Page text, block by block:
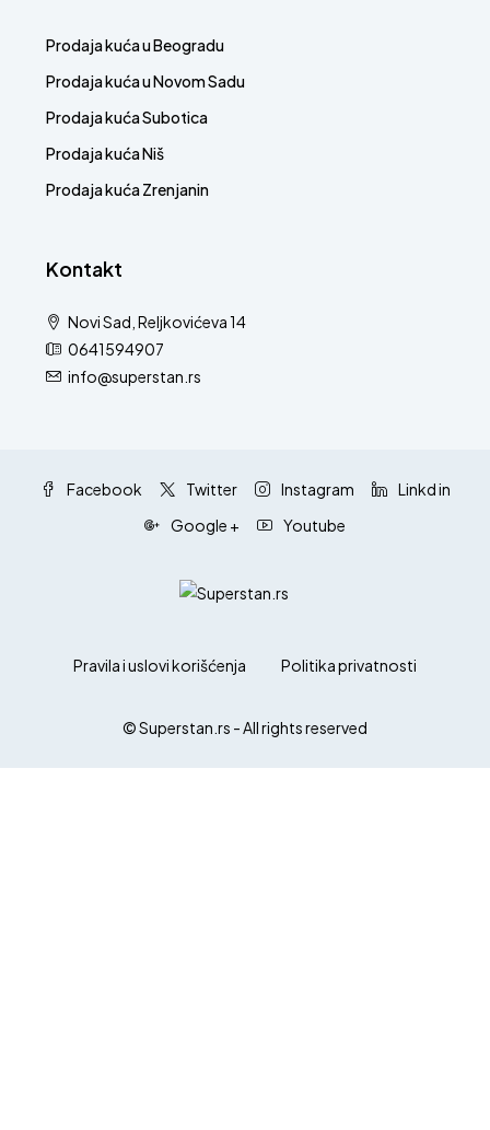
Prodaja kuća u Beogradu
Prodaja kuća u Novom Sadu
Prodaja kuća Subotica
Prodaja kuća Niš
Prodaja kuća Zrenjanin
Kontakt
Novi Sad, Reljkovićeva 14
0641594907
info@superstan.rs
Facebook Twitter Instagram
Linkd in
Google +
Youtube
Pravila i uslovi korišćenja Politika privatnosti
© Superstan.rs - All rights reserved